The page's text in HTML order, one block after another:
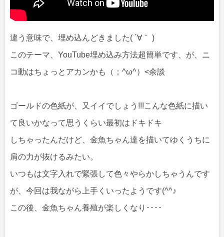
違う意味で、埋め込んどきました( ´∀｀ )
このテーマ、YouTube埋め込み方法超簡単です、が、ニ
コ動はちょっとアカンかも（；^ω^）<余談
ゴールドの色紙が、又イイでしょう!!!こんな色紙に描い
て良いかなって思うくらい最初はドキドキ
しちゃったんだけど、金魚ちゃん達を描いてゆくうちに
肩の力が抜けるみたい。
いつもは文字入れで緊張して色々やらかしちゃうんです
が、今回は我ながら上手くいったようです(^^♪
この後、金魚ちゃん養殖が楽しくなり････